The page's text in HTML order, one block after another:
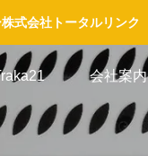
式会社トータルリンク
会社案内